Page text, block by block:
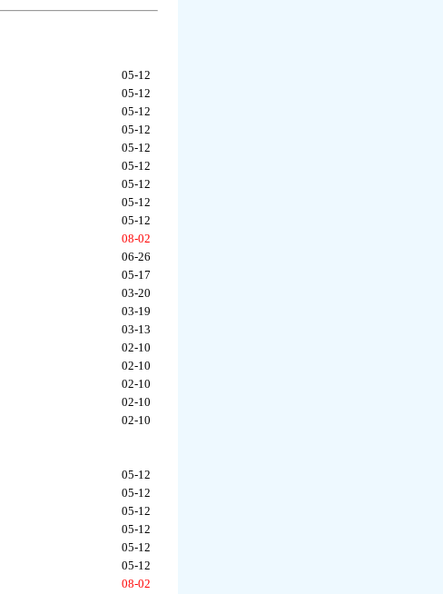
05-12
05-12
05-12
05-12
05-12
05-12
05-12
05-12
05-12
08-02
06-26
05-17
03-20
03-19
03-13
02-10
02-10
02-10
02-10
02-10
05-12
05-12
05-12
05-12
05-12
05-12
08-02